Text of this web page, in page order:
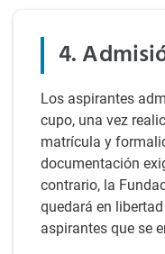
4.
Los aspirantes
cupo, una vez
matrícula y
documentación
contrario, la
quedará en
aspirantes que se